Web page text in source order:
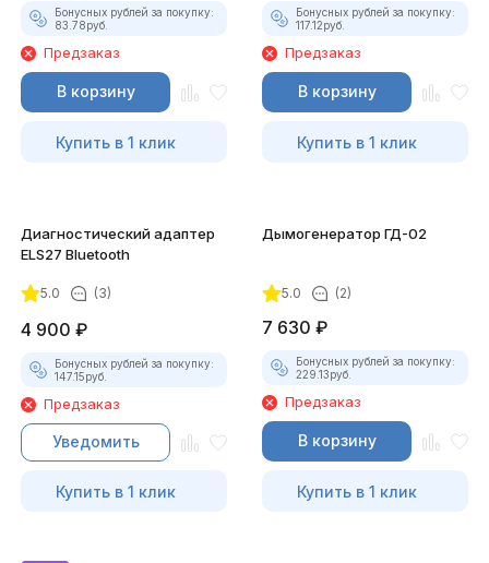
Бонусных рублей за покупку:
83.78руб.
Предзаказ
В корзину
Купить в 1 клик
Бонусных рублей за покупку:
117.12руб.
Предзаказ
В корзину
Купить в 1 клик
Диагностический адаптер
ELS27 Bluetooth
5.0 (3)
4 900 ₽
Бонусных рублей за покупку:
147.15руб.
Предзаказ
Уведомить
Купить в 1 клик
Дымогенератор ГД-02
5.0 (2)
7 630 ₽
Бонусных рублей за покупку:
229.13руб.
Предзаказ
В корзину
Купить в 1 клик